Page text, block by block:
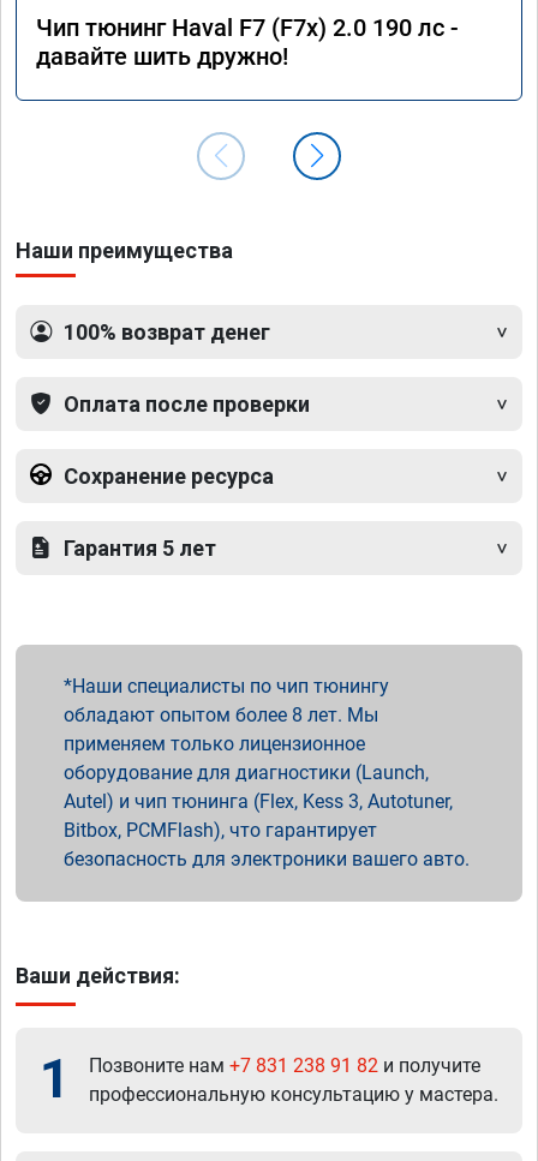
Чип тюнинг Haval F7 (F7x) 2.0 190 лс -
давайте шить дружно!
Наши преимущества
100% возврат денег
Оплата после проверки
Сохранение ресурса
Гарантия 5 лет
Наши специалисты по чип тюнингу
обладают опытом более 8 лет. Мы
применяем только лицензионное
оборудование для диагностики (Launch,
Autel) и чип тюнинга (Flex, Kess 3, Autotuner,
Bitbox, PCMFlash), что гарантирует
безопасность для электроники вашего авто.
Ваши действия:
1 Позвоните нам +7 831 238 91 82 и получите
профессиональную консультацию у мастера.